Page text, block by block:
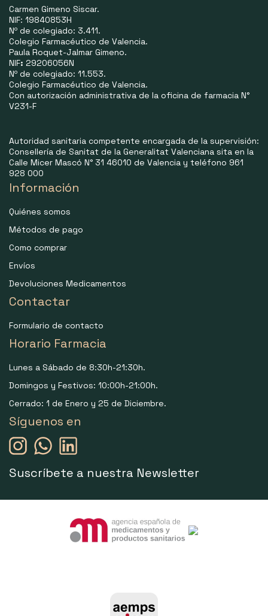
Carmen Gimeno Siscar.
NIF: 19840853H
Nº de colegiado: 3.411.
Colegio Farmacéutico de Valencia.
Paula Roquet-Jalmar Gimeno.
NIF: 29206056N
Nº de colegiado: 11.553.
Colegio Farmacéutico de Valencia.
Con autorización administrativa de la oficina de farmacia N°
V231-F
Autoridad sanitaria competente encargada de la supervisión:
Consellería de Sanitat de la Generalitat Valenciana sita en la
Calle Micer Mascó N° 31 46010 de Valencia y teléfono 961
928 000
Información
Quiénes somos
Métodos de pago
Como comprar
Envíos
Devoluciones Medicamentos
Contactar
Formulario de contacto
Horario Farmacia
Lunes a Sábado de 8:30h-21:30h.
Domingos y Festivos: 10:00h-21:00h.
Cerrado: 1 de Enero y 25 de Diciembre.
Síguenos en
Suscríbete a nuestra Newsletter